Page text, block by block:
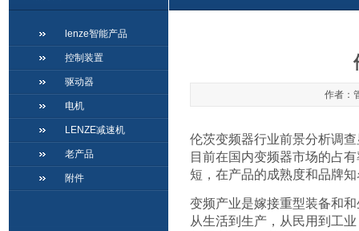
lenze智能产品
控制装置
驱动器
电机
LENZE减速机
老产品
附件
作者：
伦茨变频器行业前景分析调
目前在国内变频器市场的占
短，在产品的成熟度和品牌
变频产业是嫁接重型装备和
从生活到生产，从民用到工